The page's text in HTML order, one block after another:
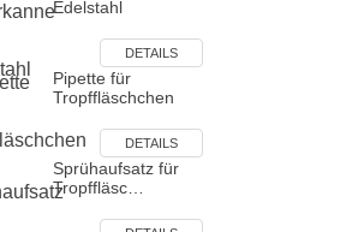
Edelstahl
DETAILS
Pipette für
Tropffläschchen
DETAILS
Sprühaufsatz für
Tropffläsc…